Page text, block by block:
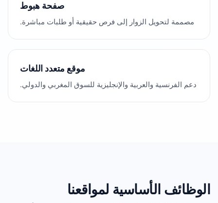
صفحة هبوط
مصممة لتحويل الزوار إلى فرص حقيقية أو طلبات مباشرة.
موقع متعدد اللغات
دعم الفرنسية والعربية والإنجليزية للسوق المغربي والدولي.
الوظائف الأساسية لمواقعنا